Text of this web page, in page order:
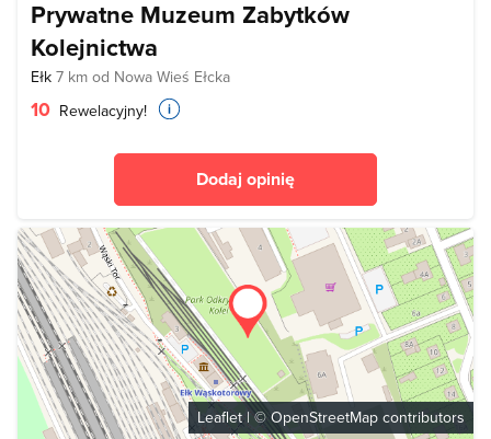
Prywatne Muzeum Zabytków
Kolejnictwa
Ełk 7 km od Nowa Wieś Ełcka
10 Rewelacyjny!
Dodaj opinię
Leaflet | ©OpenStreetMap contributors